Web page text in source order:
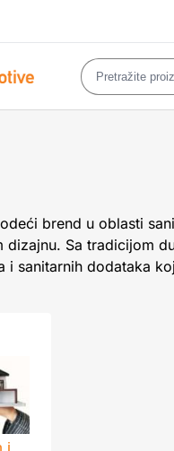
brend u oblasti
dizajnu. Sa tradicijom
i sanitarnih dodataka